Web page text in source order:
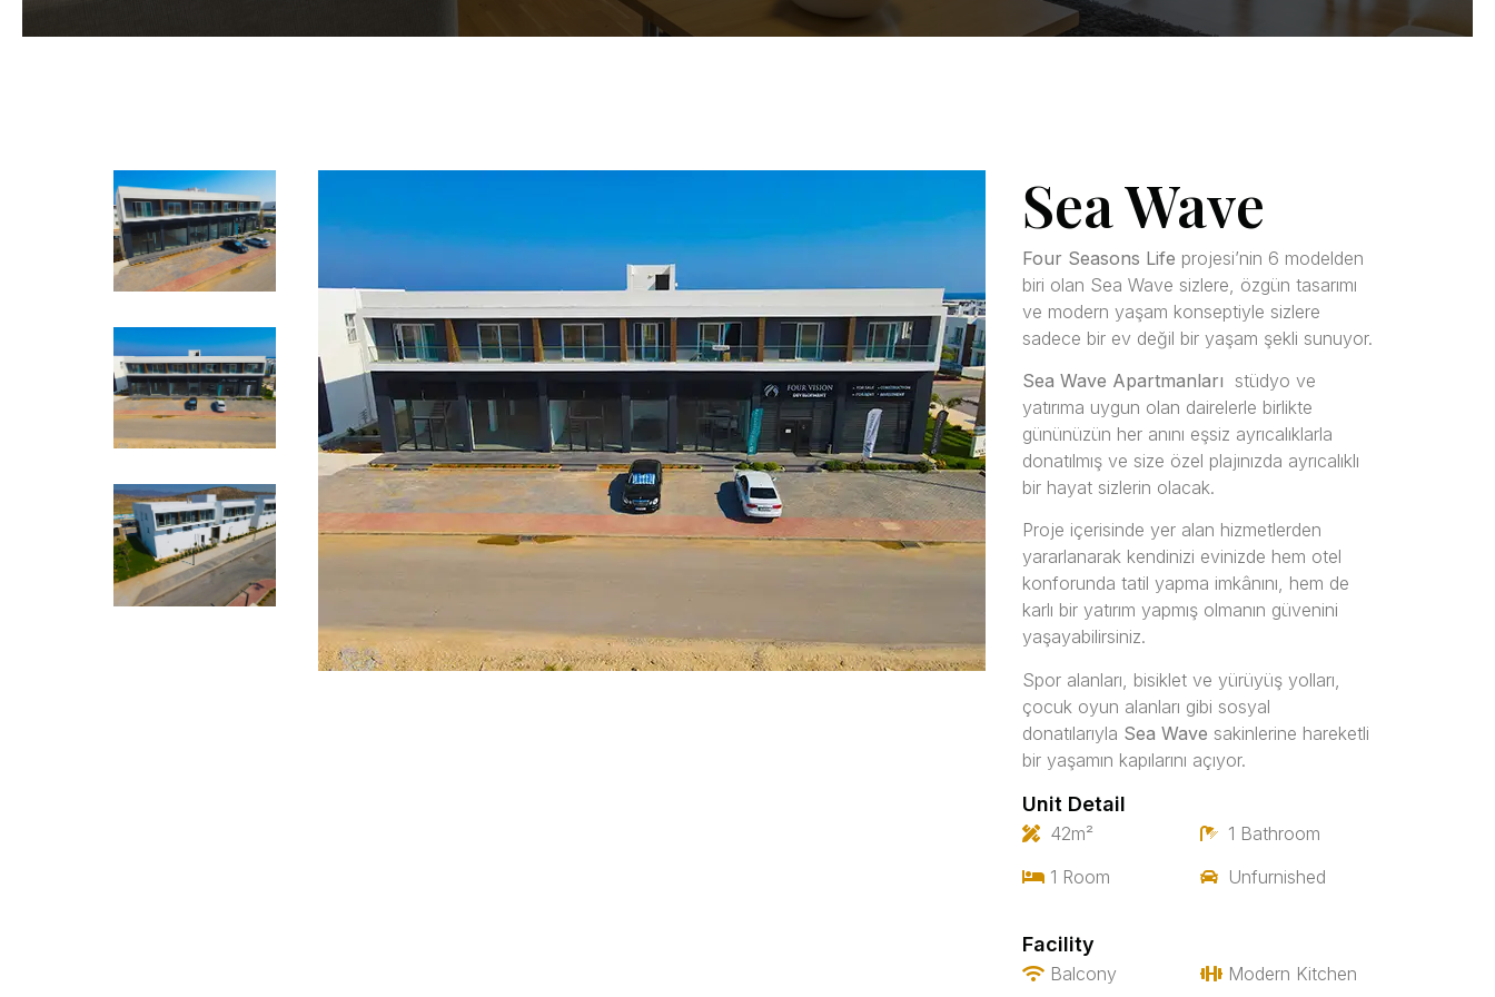
Sea Wave
Four Seasons Life projesi’nin 6 modelden
biri olan Sea Wave sizlere, özgün tasarımı
ve modern yaşam konseptiyle sizlere
sadece bir ev değil bir yaşam şekli sunuyor.
Sea Wave Apartmanları stüdyo ve
yatırıma uygun olan dairelerle birlikte
gününüzün her anını eşsiz ayrıcalıklarla
donatılmış ve size özel plajınızda ayrıcalıklı
bir hayat sizlerin olacak.
Proje içerisinde yer alan hizmetlerden
yararlanarak kendinizi evinizde hem otel
konforunda tatil yapma imkânını, hem de
karlı bir yatırım yapmış olmanın güvenini
yaşayabilirsiniz.
Spor alanları, bisiklet ve yürüyüş yolları,
çocuk oyun alanları gibi sosyal
donatılarıyla Sea Wave sakinlerine hareketli
bir yaşamın kapılarını açıyor.
Unit Detail
42m²
1 Room
1 Bathroom
Unfurnished
Facility
Balcony Modern Kitchen